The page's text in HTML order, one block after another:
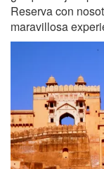
Reserva con
maravillosa